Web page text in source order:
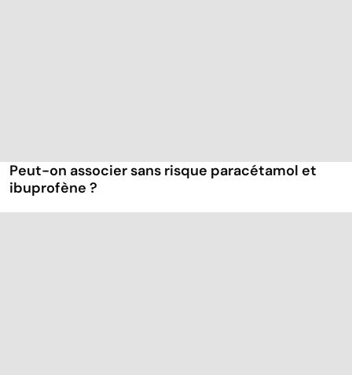
Peut-on associer sans risque paracétamol et
ibuprofène ?